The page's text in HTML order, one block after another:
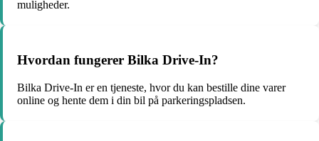
muligheder.
Hvordan fungerer Bilka Drive-In?
Bilka Drive-In er en tjeneste, hvor du kan bestille dine varer
online og hente dem i din bil på parkeringspladsen.